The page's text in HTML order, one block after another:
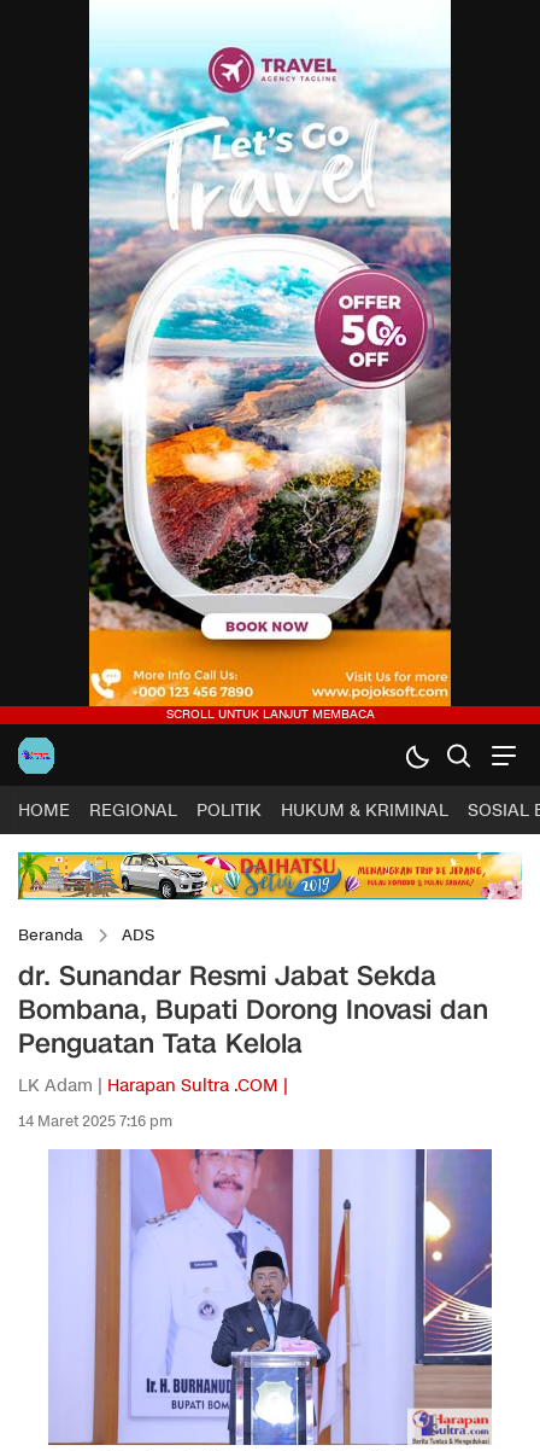
HOME REGIONAL POLITIK HUKUM & KRIMINAL SOSIAL
Beranda ADS
dr. Sunandar Resmi Jabat Sekda
Bombana, Bupati Dorong Inovasi dan
Penguatan Tata Kelola
LK Adam | Harapan Sultra .COM |
14 Maret 2025 7:16 pm